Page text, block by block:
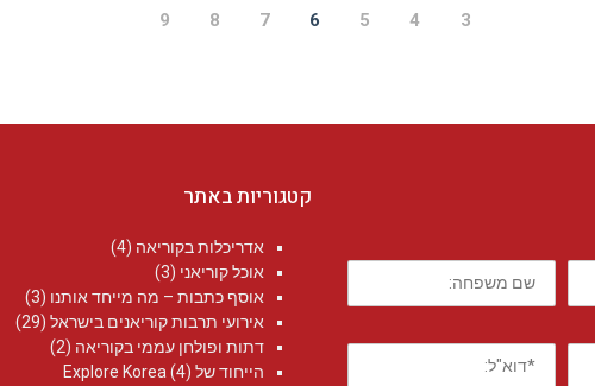
3
4
5
6
7
8
9
קטגוריות באתר
אדריכלות בקוריאה (4)
אוכל קוריאני (3)
אוסף כתבות – מה מייחד אותנו (3)
אירועי תרבות קוריאנים בישראל (29)
דתות ופולחן עממי בקוריאה (2)
הייחוד של Explore Korea (4)